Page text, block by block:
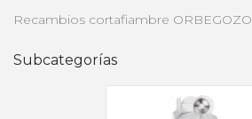
Recambios cortafiambre ORBEGOZO
Subcategorías